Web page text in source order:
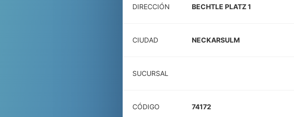
DIRECCIÓN BECHTLE PLATZ 1
CIUDAD NECKARSULM
SUCURSAL
CÓDIGO
74172